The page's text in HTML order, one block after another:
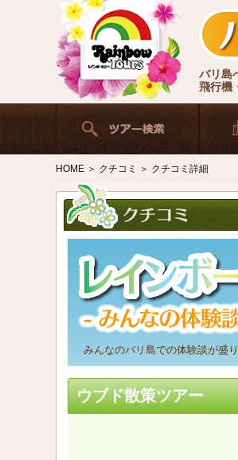
バリ島
飛行機
HOME ＞ クチコミ ＞ クチコミ詳細
みんなのバリ島での体験談が盛
ウブド散策ツアー